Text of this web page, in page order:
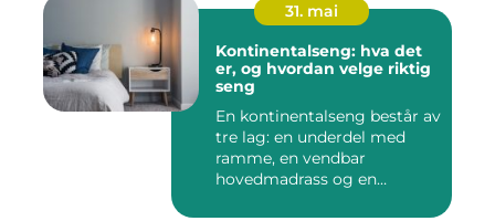
31. mai
Kontinentalseng: hva det
er, og hvordan velge riktig
seng
En kontinentalseng består av
tre lag: en underdel med
ramme, en vendbar
hovedmadrass og en